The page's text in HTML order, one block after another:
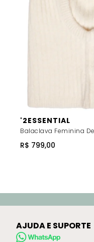
'2ESSENTIAL
Balaclava Feminina
R$ 799,00
AJUDA E SUPORTE